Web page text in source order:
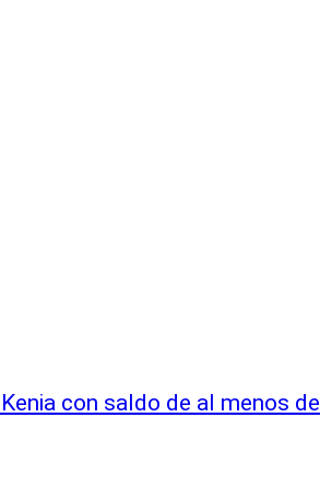
con saldo de al menos de